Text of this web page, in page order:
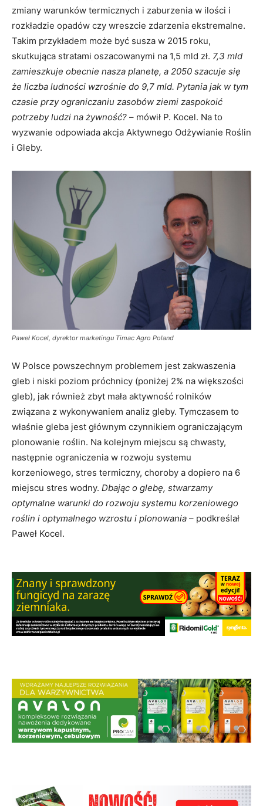
zmiany warunków termicznych i zaburzenia w ilości i
rozkładzie opadów czy wreszcie zdarzenia ekstremalne.
Takim przykładem może być susza w 2015 roku,
skutkująca stratami oszacowanymi na 1,5 mld zł. 7,3 mld
zamieszkuje obecnie nasza planetę, a 2050 szacuje się
że liczba ludności wzrośnie do 9,7 mld. Pytania jak w tym
czasie przy ograniczaniu zasobów ziemi zaspokoić
potrzeby ludzi na żywność? – mówił P. Kocel. Na to
wyzwanie odpowiada akcja Aktywnego Odżywianie Roślin
i Gleby.
Paweł Kocel, dyrektor marketingu Timac Agro Poland
W Polsce powszechnym problemem jest zakwaszenia
gleb i niski poziom próchnicy (poniżej 2% na większości
gleb), jak również zbyt mała aktywność rolników
związana z wykonywaniem analiz gleby. Tymczasem to
właśnie gleba jest głównym czynnikiem ograniczającym
plonowanie roślin. Na kolejnym miejscu są chwasty,
następnie ograniczenia w rozwoju systemu
korzeniowego, stres termiczny, choroby a dopiero na 6
miejscu stres wodny. Dbając o glebę, stwarzamy
optymalne warunki do rozwoju systemu korzeniowego
roślin i optymalnego wzrostu i plonowania – podkreślał
Paweł Kocel.